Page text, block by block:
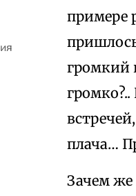
примере
громкий
плача…
Зачем же